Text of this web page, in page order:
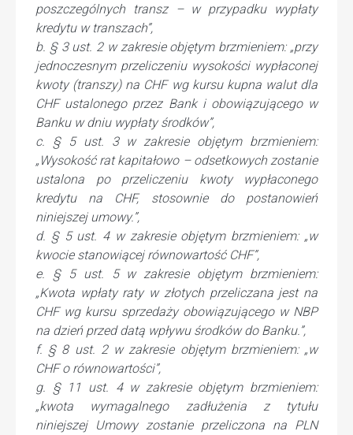
poszczególnych transz – w przypadku wypłaty
kredytu w transzach”,
b. § 3 ust. 2 w zakresie objętym brzmieniem: „przy
jednoczesnym przeliczeniu wysokości wypłaconej
kwoty (transzy) na CHF wg kursu kupna walut dla
CHF ustalonego przez Bank i obowiązującego w
Banku w dniu wypłaty środków”,
c. § 5 ust. 3 w zakresie objętym brzmieniem:
„Wysokość rat kapitałowo – odsetkowych zostanie
ustalona po przeliczeniu kwoty wypłaconego
kredytu na CHF, stosownie do postanowień
niniejszej umowy.”,
d. § 5 ust. 4 w zakresie objętym brzmieniem: „w
kwocie stanowiącej równowartość CHF”,
e. § 5 ust. 5 w zakresie objętym brzmieniem:
„Kwota wpłaty raty w złotych przeliczana jest na
CHF wg kursu sprzedaży obowiązującego w NBP
na dzień przed datą wpływu środków do Banku.”,
f. § 8 ust. 2 w zakresie objętym brzmieniem: „w
CHF o równowartości”,
g. § 11 ust. 4 w zakresie objętym brzmieniem:
„kwota wymagalnego zadłużenia z tytułu
niniejszej Umowy zostanie przeliczona na PLN